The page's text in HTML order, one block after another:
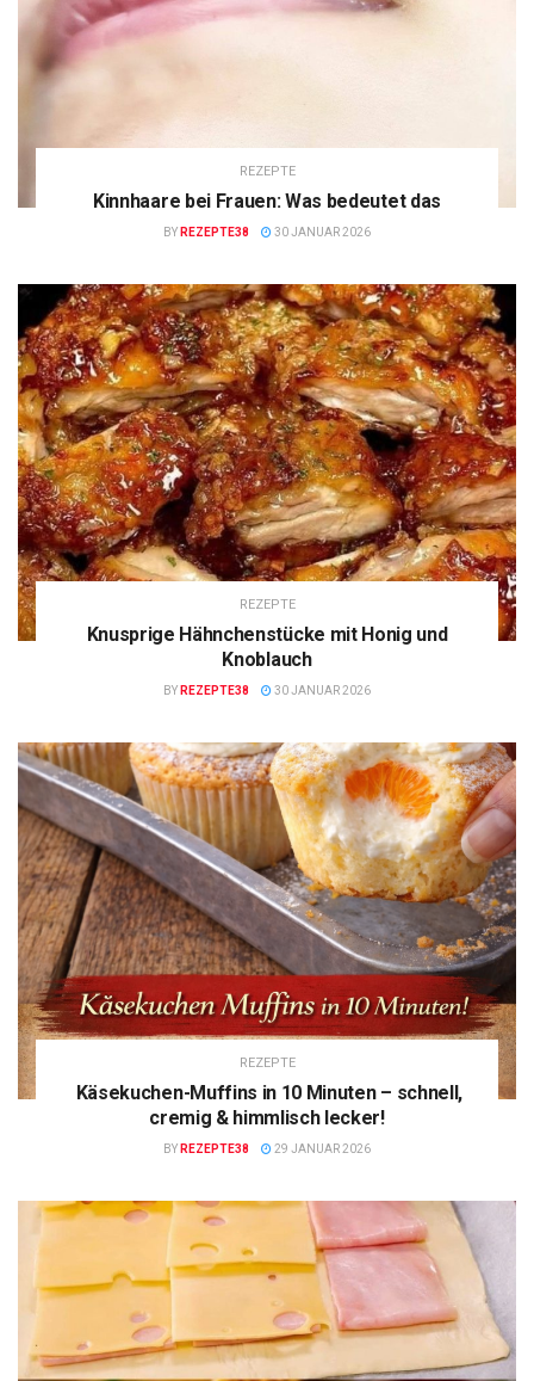
REZEPTE
Kinnhaare bei Frauen: Was bedeutet das
BY REZEPTE38 30 JANUAR 2026
REZEPTE
Knusprige Hähnchenstücke mit Honig und
Knoblauch
BY REZEPTE38 30 JANUAR 2026
REZEPTE
Käsekuchen-Muffins in 10 Minuten – schnell,
cremig & himmlisch lecker!
BY REZEPTE38 29 JANUAR 2026